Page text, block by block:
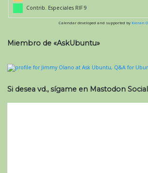
Contrib. Especiales RIF 9
Calendar developed and supported by Kieran
Miembro de «AskUbuntu»
Si desea vd., sígame en Mastodon Social